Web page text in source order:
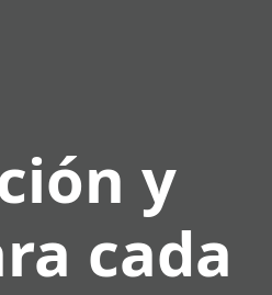
y
cada